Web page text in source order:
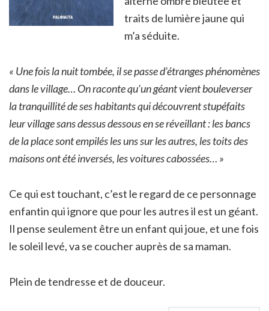
traits de lumière jaune qui
m’a séduite.
« Une fois la nuit tombée, il se passe d’étranges phénomènes
dans le village… On raconte qu’un géant vient bouleverser
la tranquillité de ses habitants qui découvrent stupéfaits
leur village sans dessus dessous en se réveillant : les bancs
de la place sont empilés les uns sur les autres, les toits des
maisons ont été inversés, les voitures cabossées… »
Ce qui est touchant, c’est le regard de ce personnage
enfantin qui ignore que pour les autres il est un géant.
Il pense seulement être un enfant qui joue, et une fois
le soleil levé, va se coucher auprès de sa maman.
Plein de tendresse et de douceur.